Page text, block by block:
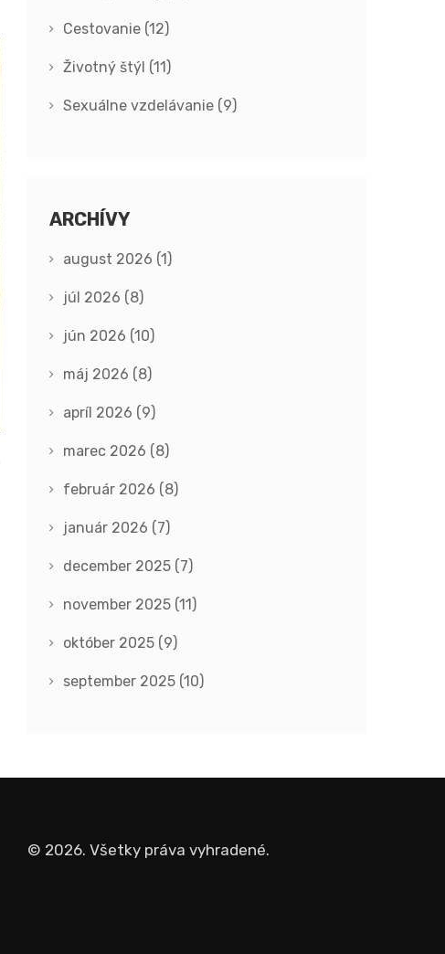
Cestovanie (12)
Životný štýl (11)
Sexuálne vzdelávanie (9)
ARCHÍVY
august 2026 (1)
júl 2026 (8)
jún 2026 (10)
máj 2026 (8)
apríl 2026 (9)
marec 2026 (8)
február 2026 (8)
január 2026 (7)
december 2025 (7)
november 2025 (11)
október 2025 (9)
september 2025 (10)
© 2026. Všetky práva vyhradené.